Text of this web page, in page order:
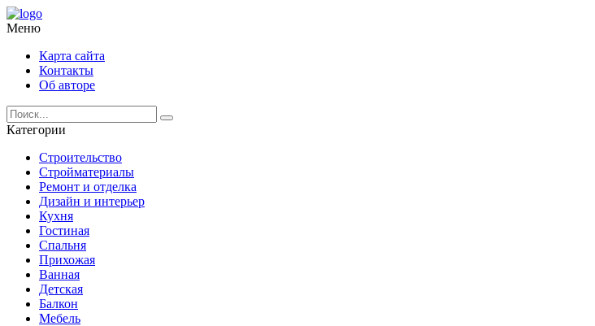
Меню
Карта сайта
Контакты
Об авторе
Категории
Строительство
Стройматериалы
Ремонт и отделка
Дизайн и интерьер
Кухня
Гостиная
Спальня
Прихожая
Ванная
Детская
Балкон
Мебель